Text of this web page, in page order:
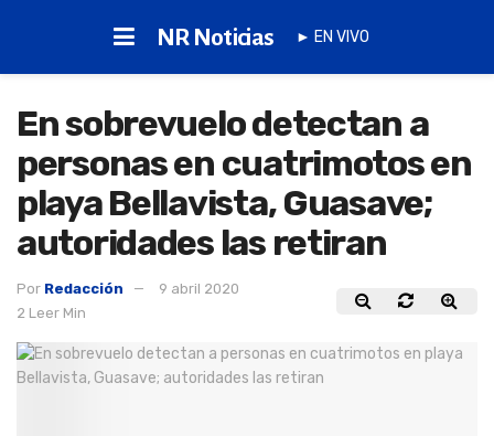
NR Noticias ► EN VIVO
En sobrevuelo detectan a
personas en cuatrimotos en
playa Bellavista, Guasave;
autoridades las retiran
Por Redacción
9 abril 2020
2 Leer Min